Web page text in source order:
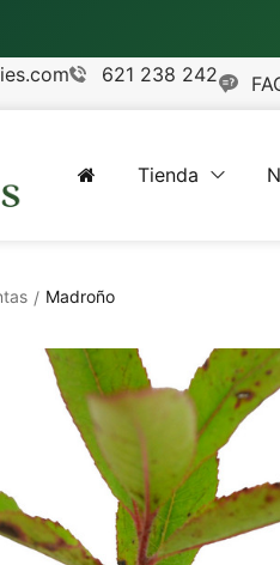
621 238 242
Tienda
/ Madroño